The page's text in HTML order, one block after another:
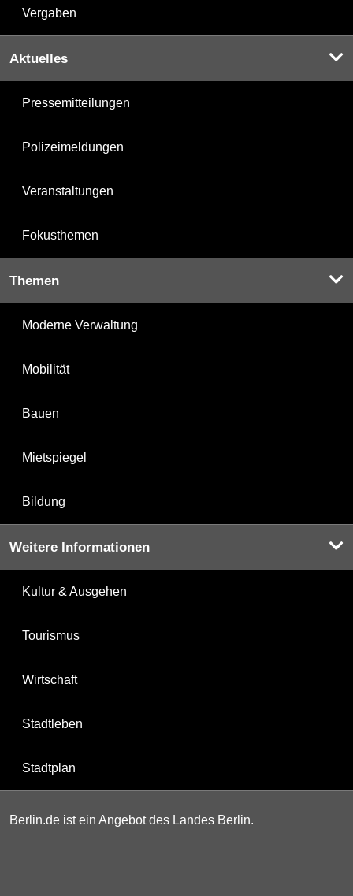
Vergaben
Aktuelles
Pressemitteilungen
Polizeimeldungen
Veranstaltungen
Fokusthemen
Themen
Moderne Verwaltung
Mobilität
Bauen
Mietspiegel
Bildung
Weitere Informationen
Kultur & Ausgehen
Tourismus
Wirtschaft
Stadtleben
Stadtplan
Berlin.de ist ein Angebot des Landes Berlin.